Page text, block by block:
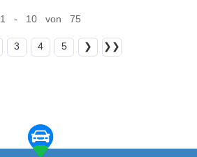
1 - 10 von 75
3 4 5 ❯ ❯❯